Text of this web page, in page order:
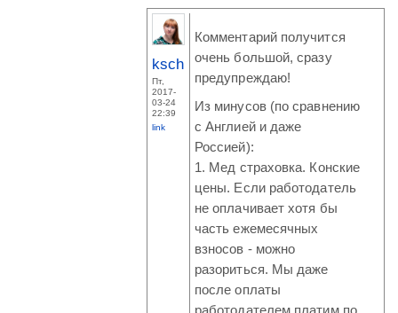
ksch
Пт,
2017-
03-24
22:39
link
Комментарий получится
очень большой, сразу
предупреждаю!
Из минусов (по сравнению
с Англией и даже
Россией):
1. Мед страховка. Конские
цены. Если работодатель
не оплачивает хотя бы
часть ежемесячных
взносов - можно
разориться. Мы даже
после оплаты
работодателем платим по